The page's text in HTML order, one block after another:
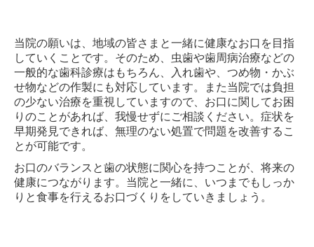
当院の願いは、地域の皆さまと一緒に健康なお口を目指
していくことです。そのため、虫歯や歯周病治療などの
一般的な歯科診療はもちろん、入れ歯や、つめ物・かぶ
せ物などの作製にも対応しています。また当院では負担
の少ない治療を重視していますので、お口に関してお困
りのことがあれば、我慢せずにご相談ください。症状を
早期発見できれば、無理のない処置で問題を改善するこ
とが可能です。
お口のバランスと歯の状態に関心を持つことが、将来の
健康につながります。当院と一緒に、いつまでもしっか
りと食事を行えるお口づくりをしていきましょう。